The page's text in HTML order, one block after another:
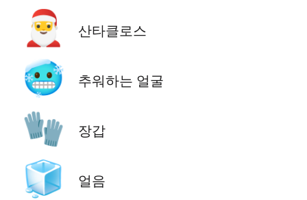
🎅 산타클로스
🥶 추워하는 얼굴
🧤 장갑
🧊 얼음